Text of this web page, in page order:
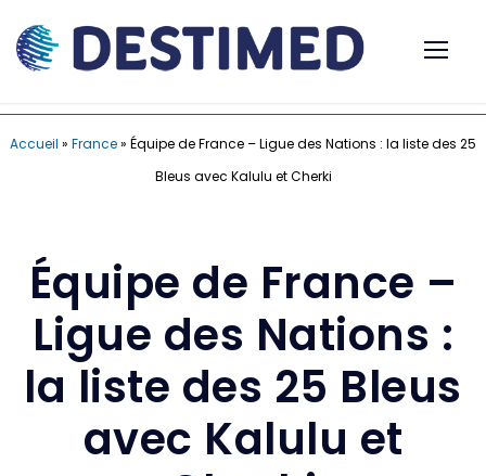
Accueil » France» Équipe de France – Ligue des Nations : la liste des 25
Bleus avec Kalulu et Cherki
Équipe de France –
Ligue des Nations :
la liste des 25 Bleus
avec Kalulu et